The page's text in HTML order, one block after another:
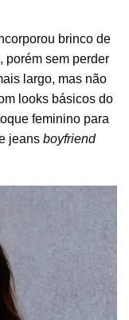
brinco de
porém sem perder
largo, mas não
looks básicos do
feminino para
jeans boyfriend